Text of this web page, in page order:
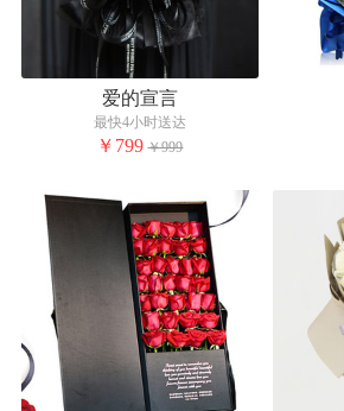
爱的宣言
最快4小时送达
￥799 ￥999